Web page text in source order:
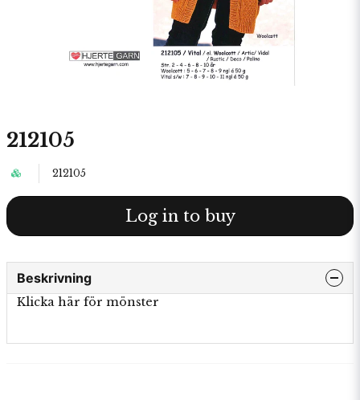
212105
212105
Log in to buy
Beskrivning
Klicka här för mönster